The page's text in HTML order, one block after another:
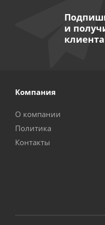
и
Компания
О компании
Политика
Контакты